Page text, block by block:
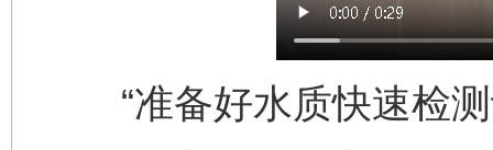
“准备好水质快速检测